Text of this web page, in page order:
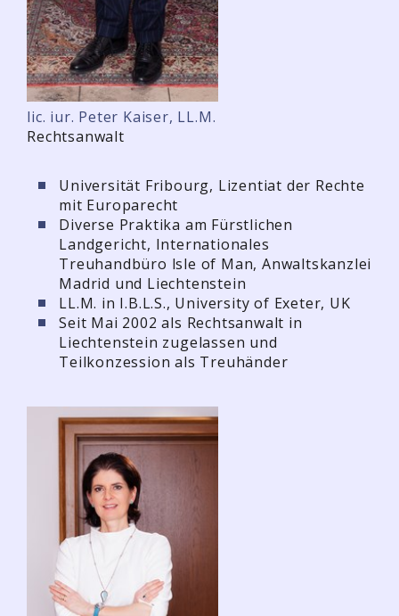
lic. iur. Peter Kaiser, LL.M.
Rechtsanwalt
Universität Fribourg, Lizentiat der Rechte
mit Europarecht
Diverse Praktika am Fürstlichen
Landgericht, Internationales
Treuhandbüro lsle of Man, Anwaltskanzlei
Madrid und Liechtenstein
LL.M. in I.B.L.S., University of Exeter, UK
Seit Mai 2002 als Rechtsanwalt in
Liechtenstein zugelassen und
Teilkonzession als Treuhänder